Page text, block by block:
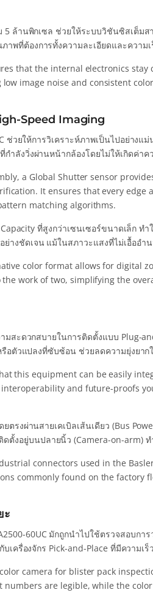
5 ล้านพิกเซล ช่วยให้ระบบวิชันซิสเต็ม
าพที่ต้องการทั้งความละเอียดและความ
that the internal electronics
image noise and consistent
Speed Imaging
ช่วยให้การวิเคราะห์ภาพเป็นไปอย่าง
ำลังวิ่งผ่านหน้ากล้องโดยไม่ให้เกิดค่า
a Global Shutter sensor
It ensures that every edge
matching algorithms.
ที่สูงกว่าเซนเซอร์ขนาดเล็ก ท
างชัดเจน แม้ในสภาวะแสงที่ไม่เอื้ออำ
color format allows for digital
work of two, simplifying the
มสะดวกสบายในการติดตั้งแบบ Plug-
อตัวแปลงที่ซับซ้อน ช่วยลดความยุ่งยา
this equipment can be easily
and future-proofs
ตรงผ่านสายเคเบิลเส้นเดียว (Bus
ตั้งอยู่บนปลายนิ้ว (Camera-on-arm)
connectors used in the
commonly found on the factory
ะ
60UC มักถูกนำไปใช้ตรวจสอบกา
ครื่องจักร Pick-and-Place ที่มีความเร็
camera for blister pack
are legible, while the